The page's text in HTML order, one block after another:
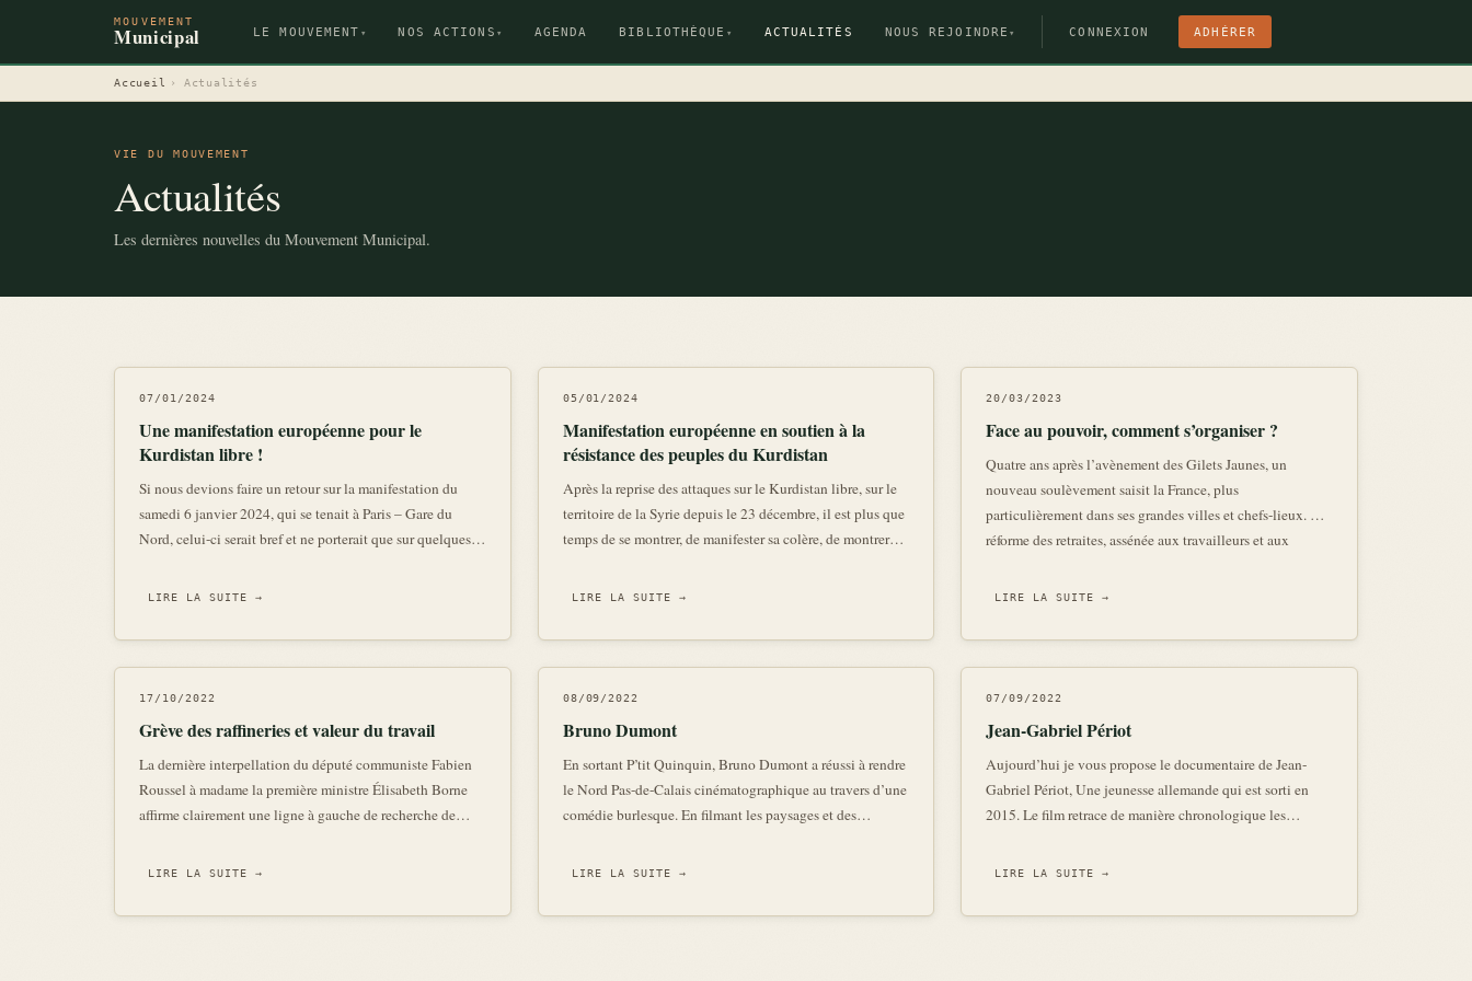
MOUVEMENT
Municipal LE MOUVEMENT ▾ NOS ACTIONS ▾ AGENDA BIBLIOTHÈQUE ▾ ACTUALITÉS NOUS REJOINDRE ▾ CONNEXION ADHÉRER
Accueil › Actualités
VIE DU MOUVEMENT
Actualités
Les dernières nouvelles du Mouvement Municipal.
07/01/2024
Une manifestation européenne pour le
Kurdistan libre !
Si nous devions faire un retour sur la manifestation du
samedi 6 janvier 2024, qui se tenait à Paris – Gare du
Nord, celui-ci serait bref et ne porterait que sur quelques
internationale, Soutien » . Des mots simples, mais qui
LIRE LA SUITE →
05/01/2024
Manifestation européenne en soutien à la
résistance des peuples du Kurdistan
Après la reprise des attaques sur le Kurdistan libre, sur le
territoire de la Syrie depuis le 23 décembre, il est plus que
temps de se montrer, de manifester sa colère, de montrer
Kurdes. Nous faisons suite à l’appel à manifestation la
LIRE LA SUITE →
20/03/2023
Face au pouvoir, comment s’organiser ?
Quatre ans après l’avènement des Gilets Jaunes, un
nouveau soulèvement saisit la France, plus
particulièrement dans ses grandes villes et chefs-lieux. La
réforme des retraites, assénée aux travailleurs et aux
mécontentement toujours plus ancré da
LIRE LA SUITE →
17/10/2022
Grève des raffineries et valeur du travail
La dernière interpellation du député communiste Fabien
Roussel à madame la première ministre Élisabeth Borne
affirme clairement une ligne à gauche de recherche de
Total de pair avec le groupe des députés communistes
LIRE LA SUITE →
08/09/2022
Bruno Dumont
En sortant P’tit Quinquin, Bruno Dumont a réussi à rendre
le Nord Pas-de-Calais cinématographique au travers d’une
comédie burlesque. En filmant les paysages et des
Van Der Weyden/Carpentier, Ch’tiderman ou encore
LIRE LA SUITE →
07/09/2022
Jean-Gabriel Périot
Aujourd’hui je vous propose le documentaire de Jean-
Gabriel Périot, Une jeunesse allemande qui est sorti en
2015. Le film retrace de manière chronologique les
d’extrême gauche en Allemagne (comme vous vous en
LIRE LA SUITE →